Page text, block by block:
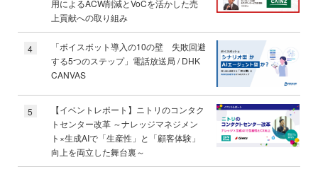
用によるACW削減とVoCを活かした売
上貢献への取り組み
4
「ボイスボット導入の10の壁 失敗回避
する5つのステップ」電話放送局 / DHK
CANVAS
5
【イベントレポート】ニトリのコンタク
トセンター改革 ～ナレッジマネジメン
ト×生成AIで「生産性」と「顧客体験」
向上を両立した舞台裏～